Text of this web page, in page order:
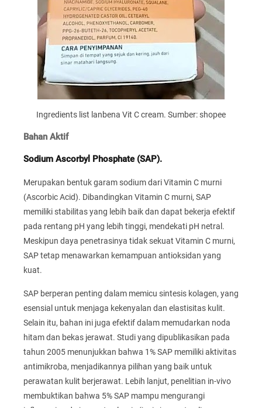
Ingredients list lanbena Vit C cream. Sumber: shopee
Bahan Aktif
Sodium Ascorbyl Phosphate (SAP).
Merupakan bentuk garam sodium dari Vitamin C murni
(Ascorbic Acid). Dibandingkan Vitamin C murni, SAP
memiliki stabilitas yang lebih baik dan dapat bekerja efektif
pada rentang pH yang lebih tinggi, mendekati pH netral.
Meskipun daya penetrasinya tidak sekuat Vitamin C murni,
SAP tetap menawarkan kemampuan antioksidan yang
kuat.
SAP berperan penting dalam memicu sintesis kolagen, yang
esensial untuk menjaga kekenyalan dan elastisitas kulit.
Selain itu, bahan ini juga efektif dalam memudarkan noda
hitam dan bekas jerawat. Studi yang dipublikasikan pada
tahun 2005 menunjukkan bahwa 1% SAP memiliki aktivitas
antimikroba, menjadikannya pilihan yang baik untuk
perawatan kulit berjerawat. Lebih lanjut, penelitian in-vivo
membuktikan bahwa 5% SAP mampu mengurangi